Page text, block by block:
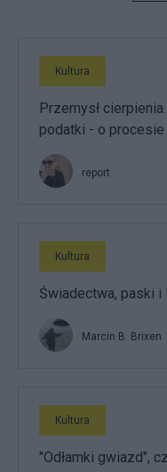
Kultura
Przemysł
podatki - o
report
Kultura
Świadectwa, paski i
Marcin B. Brixen
Kultura
"Odłamki gwiazd",